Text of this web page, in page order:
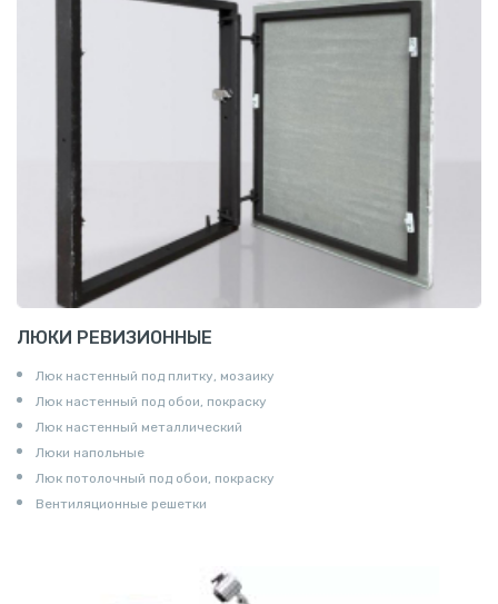
ЛЮКИ РЕВИЗИОННЫЕ
Люк настенный под плитку, мозаику
Люк настенный под обои, покраску
Люк настенный металлический
Люки напольные
Люк потолочный под обои, покраску
Вентиляционные решетки